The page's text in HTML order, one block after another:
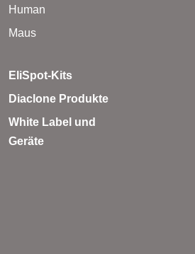
Human
Maus
EliSpot-Kits
Diaclone Produkte
White Label und
Geräte